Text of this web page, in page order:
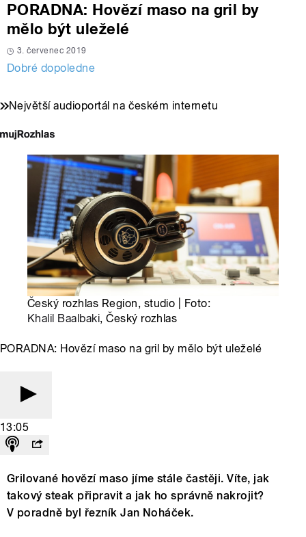
PORADNA: Hovězí maso na gril by
mělo být uleželé
3. červenec 2019
Dobré dopoledne
Největší audioportál na českém internetu
Český rozhlas Region, studio | Foto:
Khalil Baalbaki, Český rozhlas
PORADNA: Hovězí maso na gril by mělo být uleželé
13:05
Grilované hovězí maso jíme stále častěji. Víte, jak
takový steak připravit a jak ho správně nakrojit?
V poradně byl řezník Jan Noháček.